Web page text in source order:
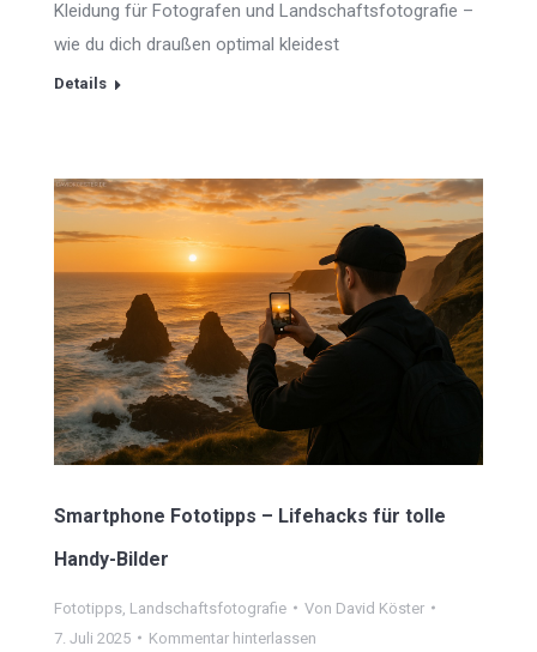
Kleidung für Fotografen und Landschaftsfotografie –
wie du dich draußen optimal kleidest
Details
Smartphone Fototipps – Lifehacks für tolle
Handy-Bilder
Fototipps Landschaftsfotografie Von David Köster
7. Juli 2025
Kommentar hinterlassen